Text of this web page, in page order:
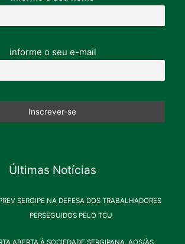
informe o seu e-mail
Últimas Notícias
SERGIPE NA DEFESA DOS TRABALHADORES
PERSEGUIDOS PELO TCU
ABERTA À SOCIEDADE SERGIPANA, AOS/ÀS